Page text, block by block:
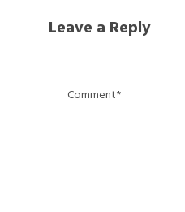
Leave a Reply